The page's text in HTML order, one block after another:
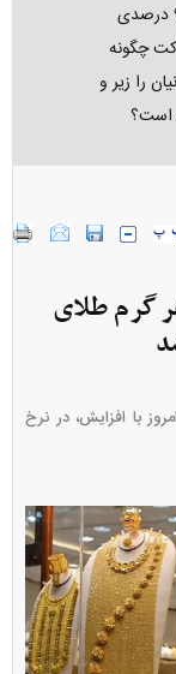
کابوس ۹۶ درصدی
چگونه
را زیر و
است؟
گرم طلای
امروز با افزایش، در نرخ